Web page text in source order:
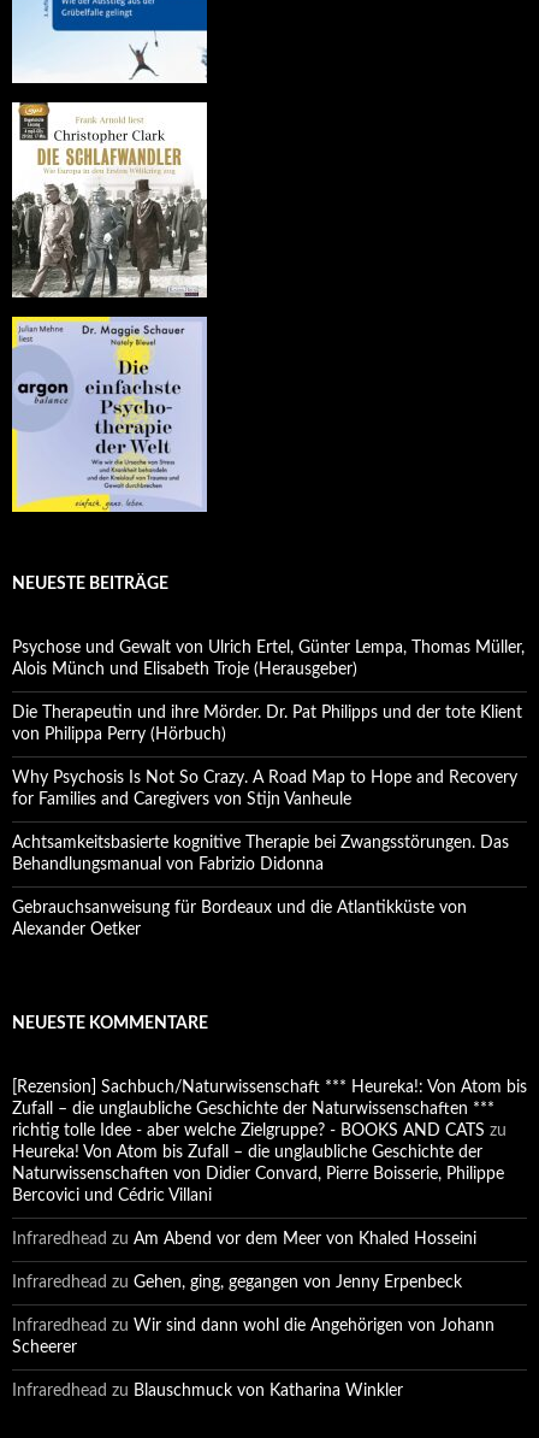
NEUESTE BEITRÄGE
Psychose und Gewalt von Ulrich Ertel, Günter Lempa, Thomas Müller,
Alois Münch und Elisabeth Troje (Herausgeber)
Die Therapeutin und ihre Mörder. Dr. Pat Philipps und der tote Klient
von Philippa Perry (Hörbuch)
Why Psychosis Is Not So Crazy. A Road Map to Hope and Recovery
for Families and Caregivers von Stijn Vanheule
Achtsamkeitsbasierte kognitive Therapie bei Zwangsstörungen. Das
Behandlungsmanual von Fabrizio Didonna
Gebrauchsanweisung für Bordeaux und die Atlantikküste von
Alexander Oetker
NEUESTE KOMMENTARE
[Rezension] Sachbuch/Naturwissenschaft *** Heureka!: Von Atom bis
Zufall – die unglaubliche Geschichte der Naturwissenschaften ***
richtig tolle Idee - aber welche Zielgruppe? - BOOKS AND CATS zu
Heureka! Von Atom bis Zufall – die unglaubliche Geschichte der
Naturwissenschaften von Didier Convard, Pierre Boisserie, Philippe
Bercovici und Cédric Villani
Infraredhead zu Am Abend vor dem Meer von Khaled Hosseini
Infraredhead zu Gehen, ging, gegangen von Jenny Erpenbeck
Infraredhead zu Wir sind dann wohl die Angehörigen von Johann
Scheerer
Infraredhead zu Blauschmuck von Katharina Winkler